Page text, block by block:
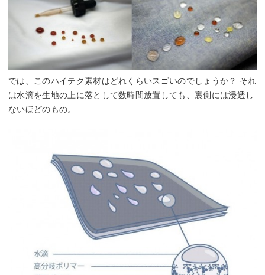
では、このハイテク素材はどれくらいスゴいのでしょうか？ それ
は水滴を生地の上に落として数時間放置しても、裏側には浸透し
ないほどのもの。